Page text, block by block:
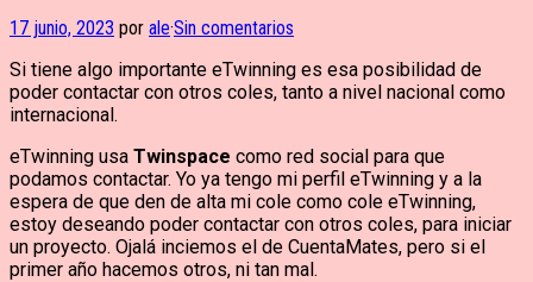
17 junio, 2023 por ale·Sin comentarios
Si tiene algo importante eTwinning es esa posibilidad de
poder contactar con otros coles, tanto a nivel nacional como
internacional.
eTwinning usa Twinspace como red social para que
podamos contactar. Yo ya tengo mi perfil eTwinning y a la
espera de que den de alta mi cole como cole eTwinning,
estoy deseando poder contactar con otros coles, para iniciar
un proyecto. Ojalá inciemos el de CuentaMates, pero si el
primer año hacemos otros, ni tan mal.